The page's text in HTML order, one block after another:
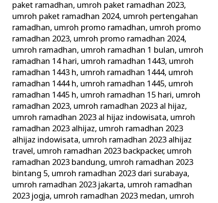
paket ramadhan, umroh paket ramadhan 2023,
umroh paket ramadhan 2024, umroh pertengahan
ramadhan, umroh promo ramadhan, umroh promo
ramadhan 2023, umroh promo ramadhan 2024,
umroh ramadhan, umroh ramadhan 1 bulan, umroh
ramadhan 14 hari, umroh ramadhan 1443, umroh
ramadhan 1443 h, umroh ramadhan 1444, umroh
ramadhan 1444 h, umroh ramadhan 1445, umroh
ramadhan 1445 h, umroh ramadhan 15 hari, umroh
ramadhan 2023, umroh ramadhan 2023 al hijaz,
umroh ramadhan 2023 al hijaz indowisata, umroh
ramadhan 2023 alhijaz, umroh ramadhan 2023
alhijaz indowisata, umroh ramadhan 2023 alhijaz
travel, umroh ramadhan 2023 backpacker, umroh
ramadhan 2023 bandung, umroh ramadhan 2023
bintang 5, umroh ramadhan 2023 dari surabaya,
umroh ramadhan 2023 jakarta, umroh ramadhan
2023 jogja, umroh ramadhan 2023 medan, umroh